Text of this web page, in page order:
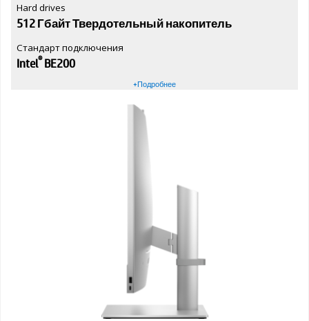
Hard drives
512 Гбайт Твердотельный накопитель
Стандарт подключения
Intel®BE200
+Подробнее